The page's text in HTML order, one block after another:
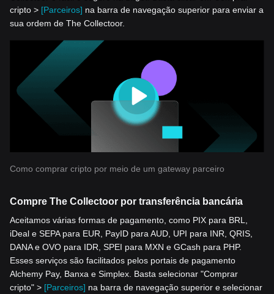
cripto > [Parceiros] na barra de navegação superior para enviar a
sua ordem de The Collectoor.
Como comprar cripto por meio de um gateway parceiro
Compre The Collectoor por transferência bancária
Aceitamos várias formas de pagamento, como PIX para BRL,
iDeal e SEPA para EUR, PayID para AUD, UPI para INR, QRIS,
DANA e OVO para IDR, SPEI para MXN e GCash para PHP.
Esses serviços são facilitados pelos portais de pagamento
Alchemy Pay, Banxa e Simplex. Basta selecionar "Comprar
cripto" > [Parceiros] na barra de navegação superior e selecionar